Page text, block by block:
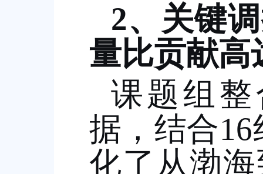
2、关键
量比贡献高
课题组
据，结合16
化了从渤